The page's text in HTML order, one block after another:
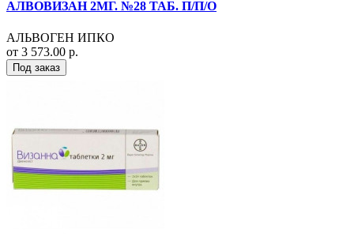
АЛВОВИЗАН 2МГ. №28 ТАБ. П/П/О
АЛЬВОГЕН ИПКО
от 3 573.00 р.
Под заказ